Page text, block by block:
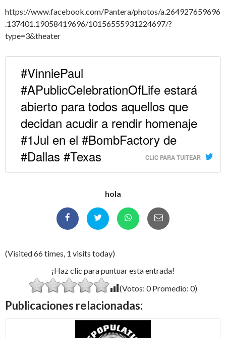
https://www.facebook.com/Pantera/photos/a.264927659696
.137401.19058419696/10156555931224697/?
type=3&theater
#VinniePaul
#APublicCelebrationOfLife estará
abierto para todos aquellos que
decidan acudir a rendir homenaje
#1Jul en el #BombFactory de
#Dallas #Texas
CLIC PARA TUITEAR
hola
(Visited 66 times, 1 visits today)
¡Haz clic para puntuar esta entrada!
(Votos: 0Promedio: 0)
Publicaciones relacionadas: